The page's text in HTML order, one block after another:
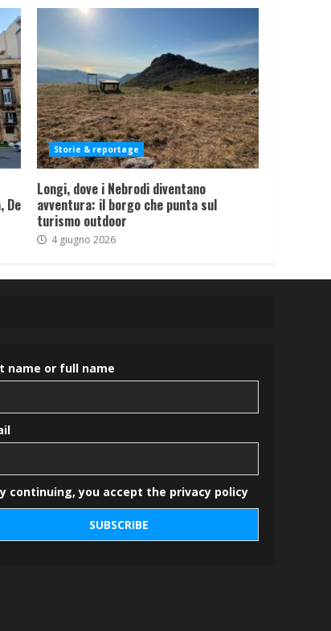
De
Storie & reportage
Longi, dove i Nebrodi diventano
avventura: il borgo che punta sul
turismo outdoor
4 giugno 2026
name or full name
continuing, you accept the privacy policy